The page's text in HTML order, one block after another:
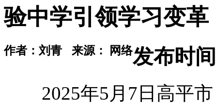
验中学引领学习变革
发布时
作者：刘青 来源： 网络
2025年5月7日高平市